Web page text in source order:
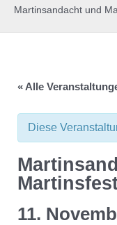
Martinsandacht und
« Alle
Diese
11.